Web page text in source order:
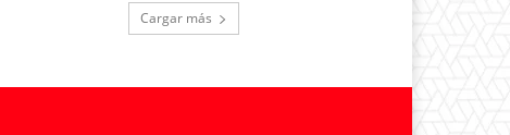
Cargar más